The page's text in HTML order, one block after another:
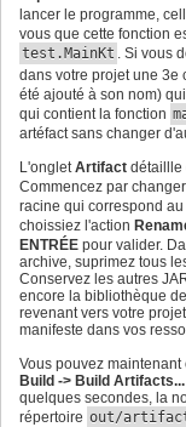
32
33
34
35
36
37
38
39
41
42
43
44
45
46
47
48
49
50
51
52
53
val
        chart.
//
val
val
//
//
}
}
fun main(vararg
}
lancer le programme,
vous que cette fonction
test.MainKt . Si vous
dans votre projet une 3e
été ajouté à son nom)
qui contient la fonction
artéfact sans changer
L'ongletArtifact détaillle
Commencez par
racine qui correspond
choissiez l'action
ENTRÉE pour valider.
archive, suprimez tous
Conservez les autres
encore la bibliothèque
revenant vers votre
manifeste dans vos
Vous pouvez
Build -> Build Artifacts...
quelques secondes, la
répertoire out/